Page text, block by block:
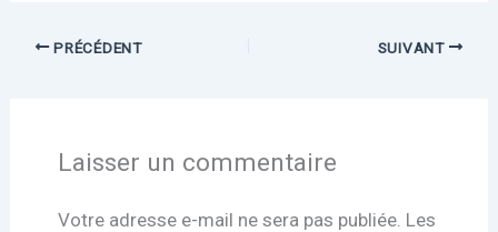
PRÉCÉDENT SUIVANT
Laisser un commentaire
Votre adresse e-mail ne sera pas publiée. Les